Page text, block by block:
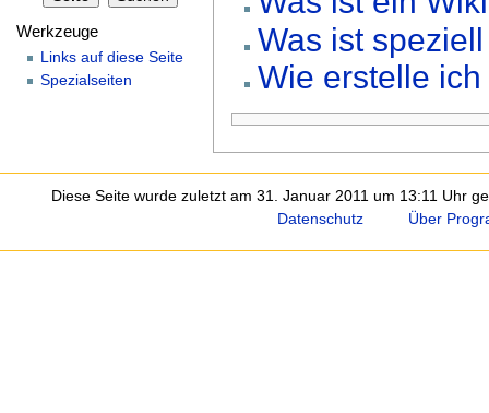
Was ist
Wie erstelle
Werkzeuge
Links auf diese Seite
Spezialseiten
Diese Seite wurde zuletzt am 31. Januar 2011 um 13:11 Uhr
Datenschutz
Über